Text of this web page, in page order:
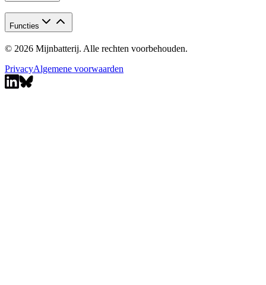
Functies
© 2026 Mijnbatterij. Alle rechten voorbehouden.
PrivacyAlgemene voorwaarden